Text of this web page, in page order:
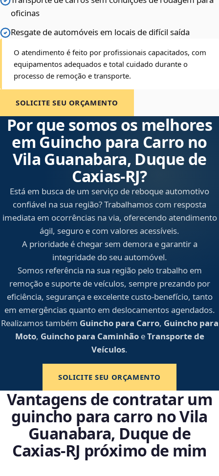
oficinas
Resgate de automóveis em locais de difícil saída
O atendimento é feito por profissionais capacitados, com
equipamentos adequados e total cuidado durante o
processo de remoção e transporte.
SOLICITE SEU ORÇAMENTO
Por que somos os melhores
em Guincho para Carro no
Vila Guanabara, Duque de
Caxias‑RJ?
Está em busca de um serviço de reboque automotivo
confiável na sua região? Trabalhamos com resposta
imediata em ocorrências na via, oferecendo atendimento
ágil, seguro e com valores acessíveis.
A prioridade é chegar sem demora e garantir a
integridade do seu automóvel.
Somos referência na sua região pelo trabalho em
remoção e suporte de veículos, sempre prezando por
eficiência, segurança e excelente custo-benefício, tanto
em emergências quanto em deslocamentos agendados.
Realizamos também Guincho para Carro, Guincho para
Moto, Guincho para CaminhãoeTransporte de
Veículos.
SOLICITE SEU ORÇAMENTO
Vantagens de contratar um
guincho para carro no Vila
Guanabara, Duque de
Caxias‑RJ próximo de mim